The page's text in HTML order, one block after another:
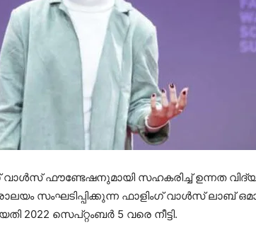
വാൾസ് ഫൗണ്ടേഷനുമായി സഹകരിച്ച് ഉന്നത
സംഘടിപ്പിക്കുന്ന ഫാളിംഗ് വാൾസ് ലാബ്
2022 സെപ്റ്റംബർ 5 വരെ നീട്ടി.